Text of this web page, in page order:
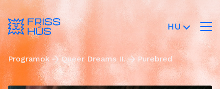
HU
Programok Queer Dreams II. Purebred